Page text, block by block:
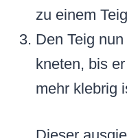
zu einem
Den Teig
kneten, bis
mehr klebrig